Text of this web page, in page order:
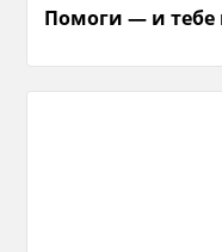
Помоги — и тебе